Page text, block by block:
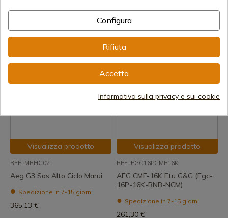
G&G (Egc-Ptr-Btg-BNB-NCM)
Combo G&G (Egc-PTR-BTG-
Bnb-NCM)
Spedizione in 7-15 giorni
373,93 €
Visualizza prodotto
REF: MRHC02
Aeg G3 Sas Alto Ciclo Marui
Spedizione in 7-15 giorni
365,13 €
Visualizza prodotto
REF: EGC16PCMF16K
AEG CMF-16K Etu G&G (Egc-
16P-16K-BNB-NCM)
Spedizione in 7-15 giorni
261,30 €
Configura
Rifiuta
Accetta
Informativa sulla privacy e sui cookie